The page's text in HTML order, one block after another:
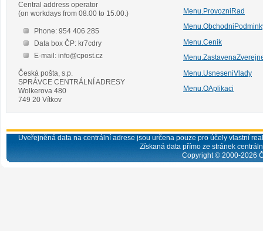
Central address operator
(on workdays from 08.00 to 15.00.)
Phone: 954 406 285
Data box ČP: kr7cdry
E-mail: info@cpost.cz
Česká pošta, s.p.
SPRÁVCE CENTRÁLNÍ ADRESY
Wolkerova 480
749 20 Vítkov
Menu.ProvozniRad
Menu.Cenik
Menu.UsneseniVlady
Menu.OAplikaci
Uveřejněná data na centrální adrese jsou určena pouze pro účely vlastní
Získaná data přímo ze stránek
Copyright © 2000-2026